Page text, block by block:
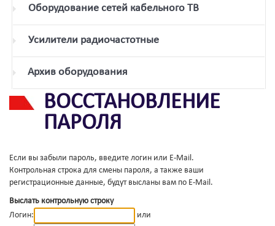
Оборудование сетей кабельного ТВ
Усилители радиочастотные
Архив оборудования
ВОССТАНОВЛЕНИЕ
ПАРОЛЯ
Если вы забыли пароль, введите логин или E-Mail.
Контрольная строка для смены пароля, а также ваши
регистрационные данные, будут высланы вам по E-Mail.
Выслать контрольную строку
Логин:
или